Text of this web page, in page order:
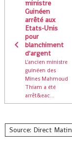
ministre
Guinéen
arrêté aux
Etats-Unis
pour
blanchiment
d'argent
L'ancien ministre
guinéen des
Mines Mahmoud
Thiam a été
arrêt&eac...
Source: Direct Matin